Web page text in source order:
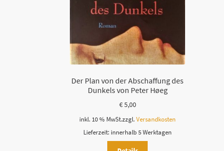
Der Plan von der Abschaffung des
Dunkels von Peter Høeg
€5,00
inkl. 10 % MwSt.zzgl.Versandkosten
Lieferzeit: innerhalb 5 Werktagen